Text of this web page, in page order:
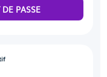
PASSE